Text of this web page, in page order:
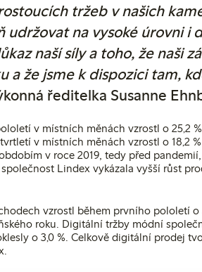
tržeb v našich
udržovat na vysoké úrovni i
naší síly a toho, že naši
a že jsme k dispozici tam,
ředitelka Susanne
v místních měnách vzrostl o 25,2
v místních měnách vzrostl o 18,2
v roce 2019, tedy před
Lindex vykázala vyšší růst
vzrostl během prvního pololetí o
roku. Digitální tržby módní
o 3,0 %. Celkově digitální prodej